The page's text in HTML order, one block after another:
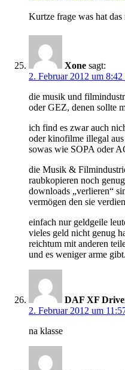
Kurtze frage was hat das
Xone sagt:
2. Februar 2012 um
die musik und
oder GEZ, denen sollte
ich find es zwar auch
oder kinofilme illegal
sowas wie SOPA oder
die Musik &
raubkopieren noch
downloads „verlieren“
vermögen den sie
einfach nur geldgeile
vieles geld nicht genug
reichtum mit anderen
und es weniger arme gibt.
DAF XF
2. Februar 2012 um
na klasse